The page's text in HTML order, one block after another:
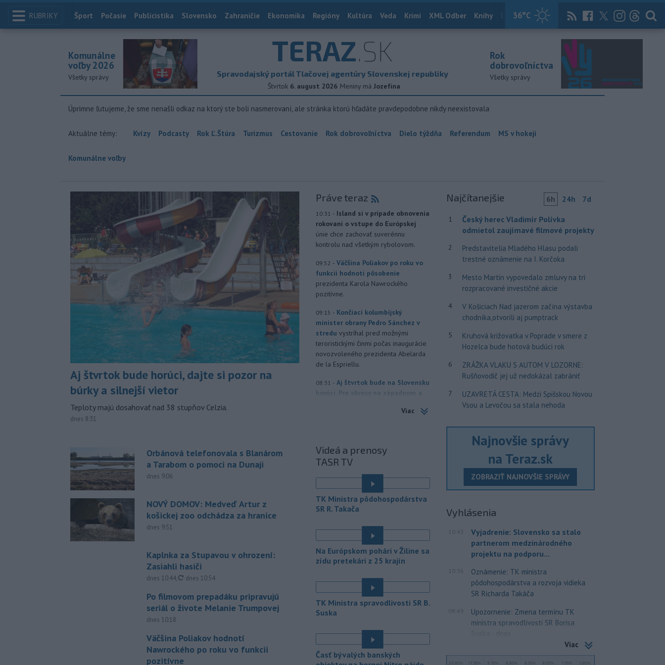
RUBRIKY 36°C
Index
Šport Počasie Publicistika Slovensko Zahraničie Ekonomika Regióny Kultúra Veda Krimi XML Odber Knihy Útulkovo Magazín News Now Archív
TERAZ.SK
Spravodajský portál Tlačovej agentúry Slovenskej republiky
Štvrtok 6. august 2026 Meniny má Jozefína
Komunálne
voľby 2026
Všetky správy
Rok
dobrovoľníctva
Všetky správy
Úprimne ľutujeme, že sme nenašli odkaz na ktorý ste boli nasmerovaní, ale stránka ktorú hľadáte pravdepodobne nikdy neexistovala
Aktuálne témy: Kvízy Podcasty Rok Ľ.Štúra Turizmus Cestovanie Rok dobrovoľníctva Dielo týždňa Referendum MS v hokeji
Komunálne voľby
Aj štvrtok bude horúci, dajte si pozor na
búrky a silnejší vietor
Teploty majú dosahovať nad 38 stupňov Celzia.
dnes 8:31
Orbánová telefonovala s Blanárom
a Tarabom o pomoci na Dunaji
dnes 9:06
NOVÝ DOMOV: Medveď Artur z
košickej zoo odchádza za hranice
dnes 9:51
Kaplnka za Stupavou v ohrození:
Zasiahli hasiči
dnes 10:44, aktualizované
dnes 10:54
Po filmovom prepadáku pripravujú
seriál o živote Melanie Trumpovej
dnes 10:18
Väčšina Poliakov hodnotí
Nawrockého po roku vo funkcii
pozitívne
Práve teraz
10:31 - Island si v prípade obnovenia
rokovaní o vstupe do Európskej
únie chce zachovať suverénnu
kontrolu nad všetkým rybolovom.
09:52 - Väčšina Poliakov po roku vo
funkcii hodnotí pôsobenie
prezidenta Karola Nawrockého
pozitívne.
09:15 - Končiaci kolumbijský
minister obrany Pedro Sánchez v
stredu vystríhal pred možnými
teroristickými činmi počas inaugurácie
novozvoleného prezidenta Abelarda
de la Espriellu.
08:31 - Aj štvrtok bude na Slovensku
horúci. Pre okresy na západnom a
strede a na východe krajiny vydal
vysokými teplotami.
07:18 - V roku 2025 okolo 16,5
percenta ľudí vo veku 16 rokov a
členských krajinách Európskej
únie (EÚ) denne užívalo tabak a s ním
súvisiace výrobky.
futbalovej federácie (FIFA) sa
ospravedlnilo vsúvislosti s
kontroverzným plánom predať
podiely na budúcich ziskoch z
investorom. Na stretnutí v Rabate
členovia FIFA plne podporili
prezidenta Gianniho Infantina.
stredu zažaloval ministerstvo
spravodlivosti USA a povereného
ministra Todda Blanchea. Tvrdí, že
Viac
Videá a prenosy
TASR TV
TK Ministra pôdohospodárstva
SR R. Takača
Na Európskom pohári v Žiline sa
zídu pretekári z 25 krajín
TK Ministra spravodlivosti SR B.
Suska
Časť bývalých banských
Najčítanejšie 6h 24h 7d
1
Český herec Vladimír Polívka
odmietol zaujímavé filmové projekty
2
Predstavitelia Mladého Hlasu podali
trestné oznámenie na I. Korčoka
3
Mesto Martin vypovedalo zmluvy na tri
rozpracované investičné akcie
4
V Košiciach Nad jazerom začína výstavba
chodníka,otvorili aj pumptrack
5
Kruhová križovatka v Poprade v smere z
Hozelca bude hotová budúci rok
6
ZRÁŽKA VLAKU S AUTOM V LOZORNE:
Rušňovodič jej už nedokázal zabrániť
7
UZAVRETÁ CESTA: Medzi Spišskou Novou
Vsou a Levočou sa stala nehoda
Najnovšie správy
na Teraz.sk
ZOBRAZIŤ NAJNOVŠIE SPRÁVY
Vyhlásenia
10:43
Vyjadrenie: Slovensko sa stalo
partnerom medzinárodného
projektu na podporu...
10:36
Oznámenie: TK ministra
pôdohospodárstva a rozvoja vidieka
SR Richarda Takáča
09:49
Upozornenie: Zmena termínu TK
ministra spravodlivosti SR Borisa
Suska - dnes
Viac